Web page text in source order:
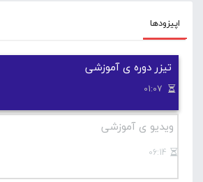
اپیزودها
تیزر دوره ی آموزشی
ویدیو ی آموزشی
06:14